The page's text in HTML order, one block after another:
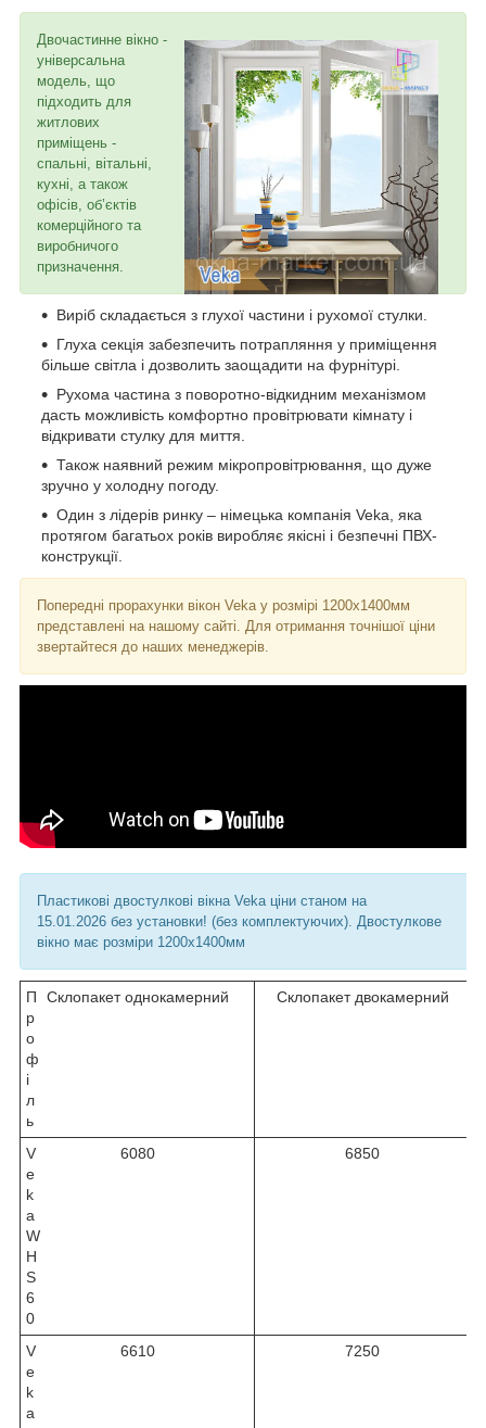
Двочастинне вікно -
універсальна
модель, що
підходить для
житлових
приміщень -
спальні, вітальні,
кухні, а також
офісів, об’єктів
комерційного та
виробничого
призначення.
Виріб складається з глухої частини і рухомої стулки.
Глуха секція забезпечить потрапляння у приміщення
більше світла і дозволить заощадити на фурнітурі.
Рухома частина з поворотно-відкидним механізмом
дасть можливість комфортно провітрювати кімнату і
відкривати стулку для миття.
Також наявний режим мікропровітрювання, що дуже
зручно у холодну погоду.
Один з лідерів ринку – німецька компанія Veka, яка
протягом багатьох років виробляє якісні і безпечні ПВХ-
конструкції.
Попередні прорахунки вікон Veka у розмірі 1200х1400мм
представлені на нашому сайті. Для отримання точнішої ціни
звертайтеся до наших менеджерів.
Пластикові двостулкові вікна Veka ціни станом на
15.01.2026 без установки! (без комплектуючих). Двостулкове
вікно має розміри 1200х1400мм
П
р
о
ф
і
л
ь
Склопакет однокамерний Склопакет двокамерний
V
e
k
a
W
H
S
6
0
6080 6850
V
e
k
a
6610 7250